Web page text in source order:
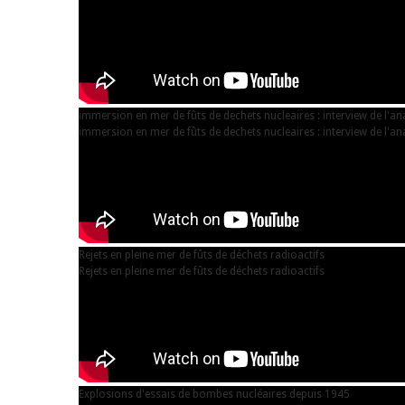
immersion en mer de fûts de dechets nucleaires : interview de
immersion en mer de fûts de dechets nucleaires : interview de
Rejets en pleine mer de fûts de déchets radioactifs
Rejets en pleine mer de fûts de déchets radioactifs
Explosions d'essais de bombes nucléaires depuis 1945